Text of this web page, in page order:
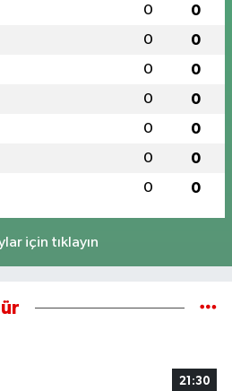
0 0
0 0
0 0
0 0
0 0
0 0
0 0
için tıklayın
21:30